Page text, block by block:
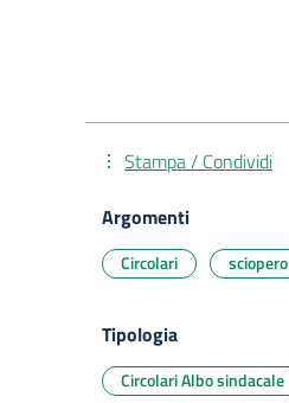
Stampa / Condividi
Argomenti
Circolari sciopero
Tipologia
Circolari Albo sindacale